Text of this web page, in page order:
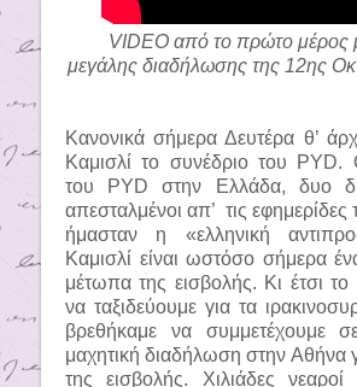
VIDEO από το πρώτο μέρος
μεγάλης διαδήλωσης της 12ης
Κανονικά σήμερα Δευτέρα θ’
Καμισλί το συνέδριο του PYD.
του
PYD στην Ελλάδα, δυο
απεσταλμένοι απ’ τις
ήμασταν η «ελληνική
Καμισλί είναι ωστόσο σήμερα
μέτωπα της εισβολής. Κι έτσι το
να ταξιδεύουμε για τα
βρεθήκαμε να συμμετέχουμε
μαχητική διαδήλωση στην Αθήνα
της εισβολής. Χιλιάδες νεαροί